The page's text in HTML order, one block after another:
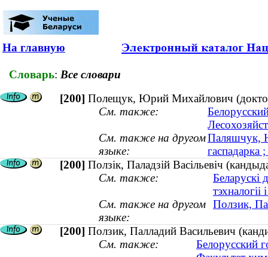
На главную
Словарь: Все словари
[200] Полещук, Юрий Михайлович
См. также:
См. также на другом
языке:
Паляшчук,
[200] Ползік, Паладзій Васільевіч
См. также:
Беларускі
тэхналогіі
См. также на другом
языке:
Ползик,
[200] Ползик, Палладий Васильевич
См. также:
Белорусский